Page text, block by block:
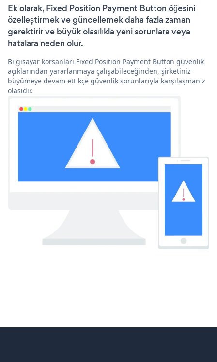
Ek olarak, Fixed Position Payment Button öğesini
özelleştirmek ve güncellemek daha fazla zaman
gerektirir ve büyük olasılıkla yeni sorunlara veya
hatalara neden olur.
Bilgisayar korsanları Fixed Position Payment Button güvenlik
açıklarından yararlanmaya çalışabileceğinden, şirketiniz
büyümeye devam ettikçe güvenlik sorunlarıyla karşılaşmanız
olasıdır.